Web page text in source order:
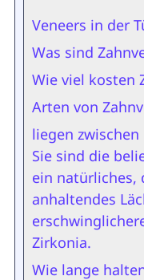
Veneers in der
Was sind
Wie viel kosten
Arten von
liegen zwischen
Sie sind die
ein natürliches,
anhaltendes
Zirkonia.
Wie lange